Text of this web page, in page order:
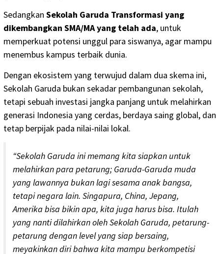
Sedangkan Sekolah Garuda Transformasi yang
dikembangkan SMA/MA yang telah ada, untuk
memperkuat potensi unggul para siswanya, agar mampu
menembus kampus terbaik dunia.
Dengan ekosistem yang terwujud dalam dua skema ini,
Sekolah Garuda bukan sekadar pembangunan sekolah,
tetapi sebuah investasi jangka panjang untuk melahirkan
generasi Indonesia yang cerdas, berdaya saing global, dan
tetap berpijak pada nilai-nilai lokal.
“Sekolah Garuda ini memang kita siapkan untuk
melahirkan para petarung; Garuda-Garuda muda
yang lawannya bukan lagi sesama anak bangsa,
tetapi negara lain. Singapura, China, Jepang,
Amerika bisa bikin apa, kita juga harus bisa. Itulah
yang nanti dilahirkan oleh Sekolah Garuda, petarung-
petarung dengan level yang siap bersaing,
meyakinkan diri bahwa kita mampu berkompetisi